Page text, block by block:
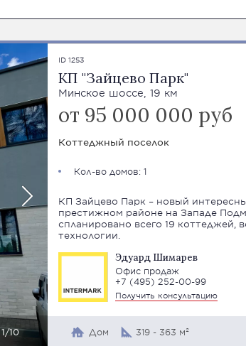
1 10
ID 1253
КП "Зайцево Парк"
Минское шоссе, 19 км
от 95 000 000 руб
Коттеджный поселок
Кол-во домов: 1
КП Зайцево Парк – новый
престижном районе на Западе
спланировано всего 19 коттеджей,
технологии.
Эдуард Шимарев
Офис продаж
+7 (495) 252-00-99
Получить консультацию
Дом 319 - 363 м²